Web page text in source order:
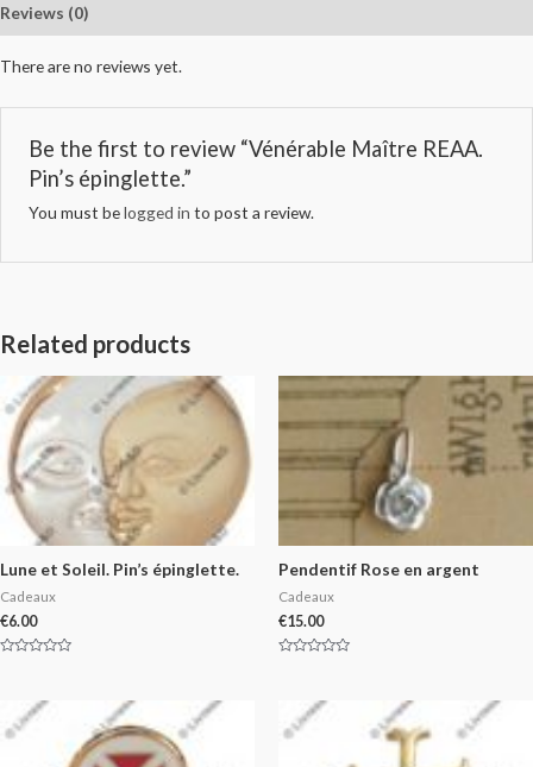
Reviews (0)
There are no reviews yet.
Be the first to review “Vénérable Maître REAA.
Pin’s épinglette.”
You must belogged in to post a review.
Related products
Lune et Soleil. Pin’s épinglette.
Cadeaux
€6.00
Pendentif Rose en argent
Cadeaux
€15.00